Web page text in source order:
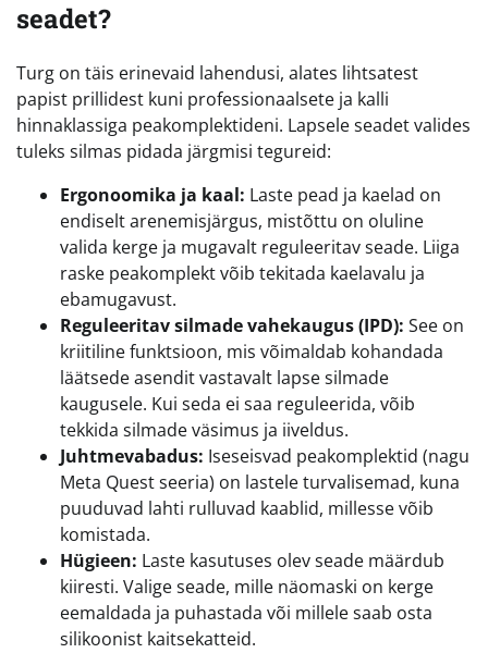
seadet?
Turg on täis erinevaid lahendusi, alates lihtsatest
papist prillidest kuni professionaalsete ja kalli
hinnaklassiga peakomplektideni. Lapsele seadet valides
tuleks silmas pidada järgmisi tegureid:
Ergonoomika ja kaal: Laste pead ja kaelad on
endiselt arenemisjärgus, mistõttu on oluline
valida kerge ja mugavalt reguleeritav seade. Liiga
raske peakomplekt võib tekitada kaelavalu ja
ebamugavust.
Reguleeritav silmade vahekaugus (IPD): See on
kriitiline funktsioon, mis võimaldab kohandada
läätsede asendit vastavalt lapse silmade
kaugusele. Kui seda ei saa reguleerida, võib
tekkida silmade väsimus ja iiveldus.
Juhtmevabadus: Iseseisvad peakomplektid (nagu
Meta Quest seeria) on lastele turvalisemad, kuna
puuduvad lahti rulluvad kaablid, millesse võib
komistada.
Hügieen: Laste kasutuses olev seade määrdub
kiiresti. Valige seade, mille näomaski on kerge
eemaldada ja puhastada või millele saab osta
silikoonist kaitsekatteid.